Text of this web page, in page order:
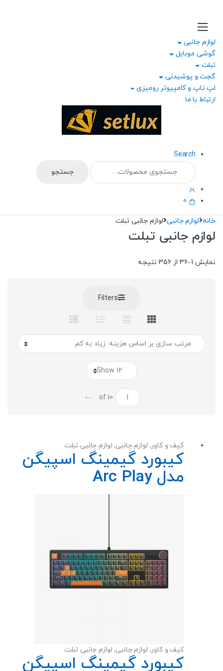
navigation
content
لوازم جانبی
گوشی موبایل
تبلت
گجت و پوشیدنی
لپ تاپ و کامپیوتر رومیزی
ارتباط با ما
Search
جستجو
برای:
جستجو
0
خانه لوازم جانبی لوازم جانبی تبلت
لوازم جانبی تبلت
نمایش 1–36 از 356 نتیجه
Sorted
low
Filters
←
کیف و کاور, لوازم جانبی, لوازم جانبی تبلت
کیبورد گیمینگ اسپیگن
مدل Arc Play
کیف و کاور, لوازم جانبی, لوازم جانبی تبلت
کیبورد گیمینگ اسپیگن